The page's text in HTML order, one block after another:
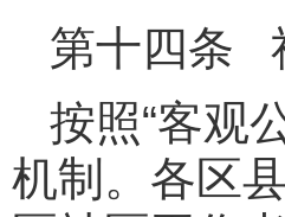
第十四条
按照“客观
机制。各区